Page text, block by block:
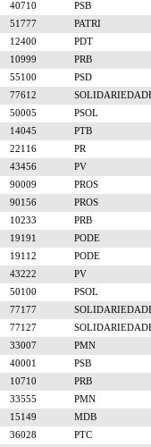
40710
PSB
51777
PATRI
12400
PDT
10999
PRB
55100
PSD
77612
50005
PSOL
14045
PTB
22116
PR
43456
PV
90009
PROS
90156
PROS
10233
PRB
19191
PODE
19112
PODE
43222
PV
50100
PSOL
77177
77127
33007
PMN
40001
PSB
10710
PRB
33555
PMN
15149
MDB
36028
PTC